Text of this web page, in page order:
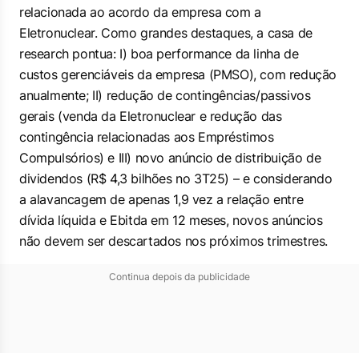
relacionada ao acordo da empresa com a
Eletronuclear. Como grandes destaques, a casa de
research pontua: I) boa performance da linha de
custos gerenciáveis da empresa (PMSO), com redução
anualmente; II) redução de contingências/passivos
gerais (venda da Eletronuclear e redução das
contingência relacionadas aos Empréstimos
Compulsórios) e III) novo anúncio de distribuição de
dividendos (R$ 4,3 bilhões no 3T25) – e considerando
a alavancagem de apenas 1,9 vez a relação entre
dívida líquida e Ebitda em 12 meses, novos anúncios
não devem ser descartados nos próximos trimestres.
Continua depois da publicidade